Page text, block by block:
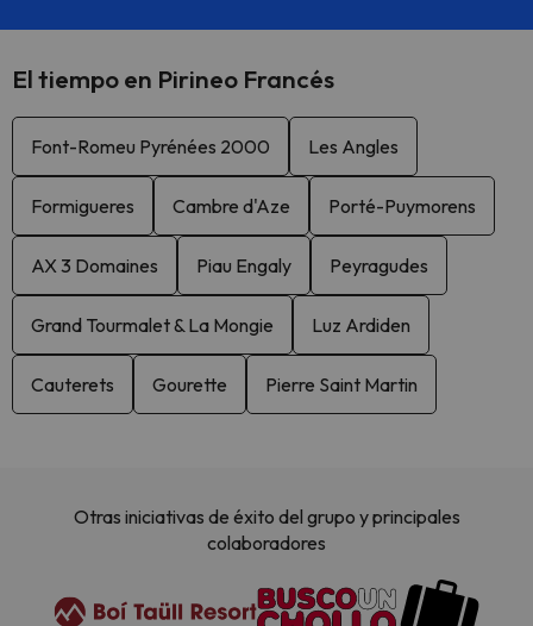
El tiempo en Pirineo Francés
Font-Romeu Pyrénées 2000 Les Angles
Formigueres Cambre d'Aze Porté-Puymorens
AX 3 Domaines Piau Engaly Peyragudes
Grand Tourmalet & La Mongie Luz Ardiden
Cauterets Gourette Pierre Saint Martin
Otras iniciativas de éxito del grupo y principales
colaboradores